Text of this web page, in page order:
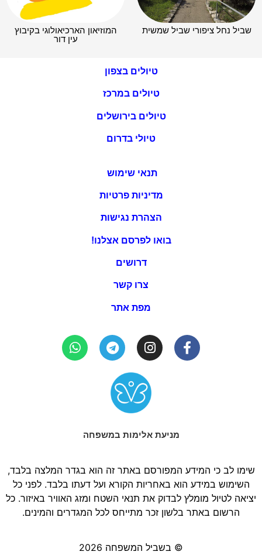
שביל נחל ציפורי שביל שמשית
המוזיאון הארכיאולוגי בקיבוץ
עין דור
השימוש במידע הוא באחריות הקורא ועל דעתו בלבד. לפני כל
יציאה לטיול מומלץ לבדוק את תנאי השטח ומזג האוויר באיזור. כל
הרשום באתר בלשון זכר מתייחס לכל המגדרים והמינים.